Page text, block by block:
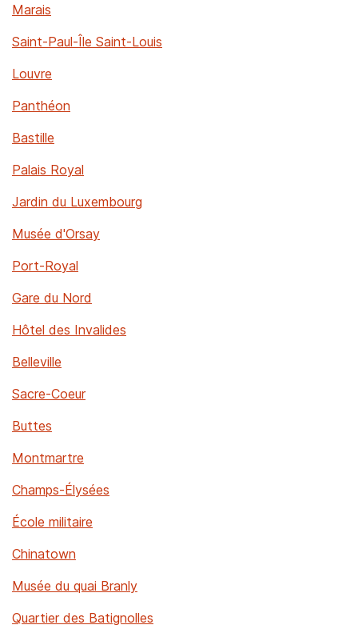
Marais
Saint-Paul-Île Saint-Louis
Louvre
Panthéon
Bastille
Palais Royal
Jardin du Luxembourg
Musée d'Orsay
Port-Royal
Gare du Nord
Hôtel des Invalides
Belleville
Sacre-Coeur
Buttes
Montmartre
Champs-Élysées
École militaire
Chinatown
Musée du quai Branly
Quartier des Batignolles